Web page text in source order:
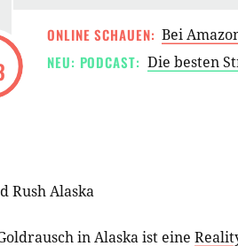
ONLINE SCHAUEN: Bei
NEU: PODCAST: Die besten
Rush Alaska
in Alaska ist eine